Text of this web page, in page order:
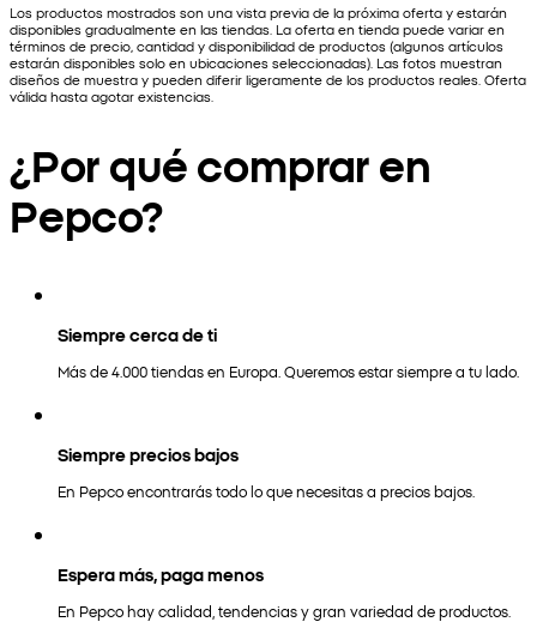
Los productos mostrados son una vista previa de la próxima oferta y estarán
disponibles gradualmente en las tiendas. La oferta en tienda puede variar en
términos de precio, cantidad y disponibilidad de productos (algunos artículos
estarán disponibles solo en ubicaciones seleccionadas). Las fotos muestran
diseños de muestra y pueden diferir ligeramente de los productos reales. Oferta
válida hasta agotar existencias.
¿Por qué comprar en
Pepco?
Siempre cerca de ti
Más de 4.000 tiendas en Europa. Queremos estar siempre a tu lado.
Siempre precios bajos
En Pepco encontrarás todo lo que necesitas a precios bajos.
Espera más, paga menos
En Pepco hay calidad, tendencias y gran variedad de productos.